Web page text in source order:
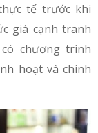
tế trước khi
giá cạnh tranh
chương trình
hoạt và chính